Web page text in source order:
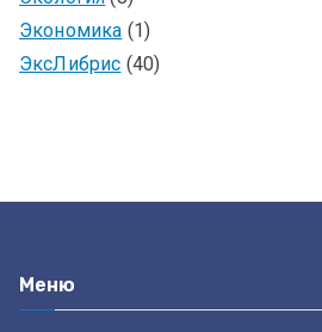
Экономика (1)
ЭксЛибрис (40)
Меню